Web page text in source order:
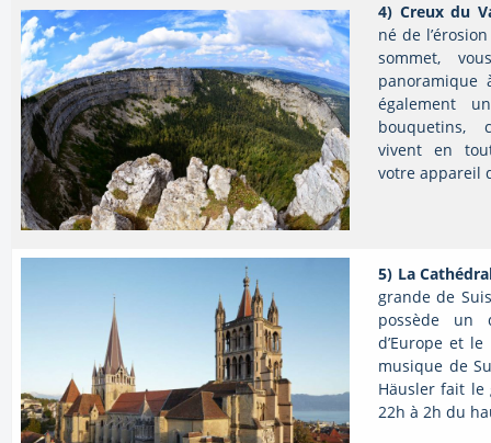
4) Creux du
né de
sommet,
panoramique
également
bouquetins,
vivent en
votre appareil
5) La
grande de
possède un
d’Europe et
musique de
Häusler fait
22h à 2h du